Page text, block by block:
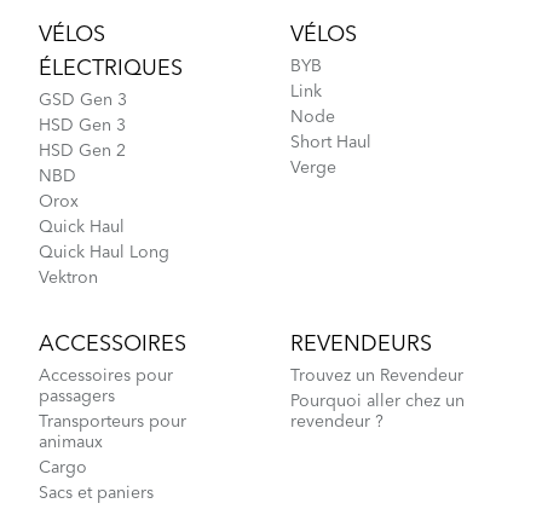
Verge D9 - Gen 1
VÉLOS
ÉLECTRIQUES
GSD Gen 3
HSD Gen 3
HSD Gen 2
NBD
Orox
Quick Haul
Quick Haul Long
Vektron
VÉLOS
BYB
Link
Node
Short Haul
Verge
ACCESSOIRES
Accessoires pour
passagers
Transporteurs pour
animaux
Cargo
Sacs et paniers
REVENDEURS
Trouvez un Revendeur
Pourquoi aller chez un
revendeur ?